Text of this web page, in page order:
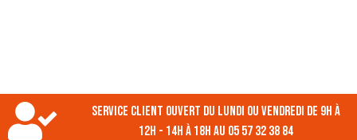
Service client ouvert du lundi ou vendredi de 9h à
12h - 14h à 18h au 05 57 32 38 84